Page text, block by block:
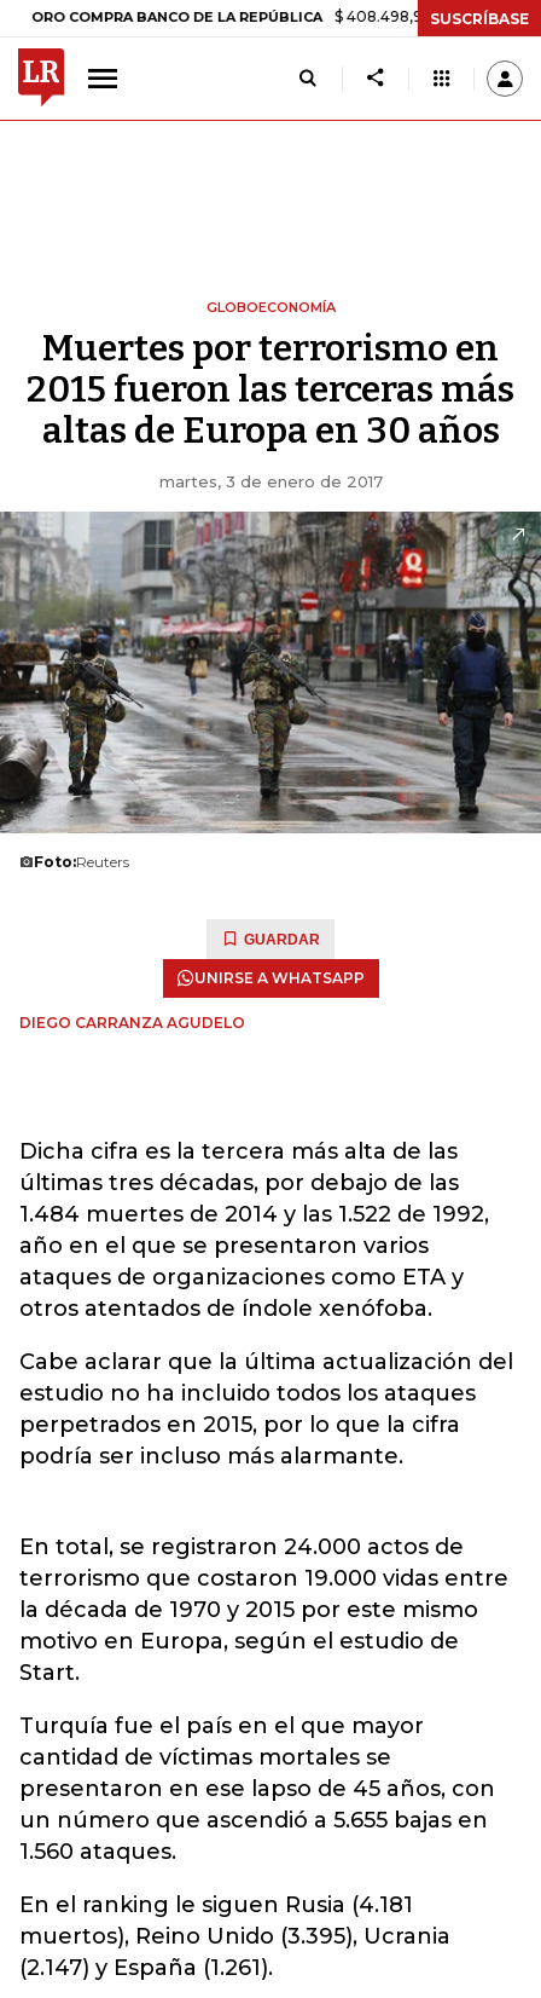
COMPRA BANCO DE LA REPÚBLICA $ 408.498,97 +$ 8.753,81 +2,19%
SUSCRÍBASE
GLOBOECONOMÍA
Muertes por terrorismo en
2015 fueron las terceras más
altas de Europa en 30 años
martes, 3 de enero de 2017
Foto:Reuters
GUARDAR
UNIRSE A WHATSAPP
DIEGO CARRANZA AGUDELO
Dicha cifra es la tercera más alta de las
últimas tres décadas, por debajo de las
1.484 muertes de 2014 y las 1.522 de 1992,
año en el que se presentaron varios
ataques de organizaciones como ETA y
otros atentados de índole xenófoba.
Cabe aclarar que la última actualización del
estudio no ha incluido todos los ataques
perpetrados en 2015, por lo que la cifra
podría ser incluso más alarmante.
En total, se registraron 24.000 actos de
terrorismo que costaron 19.000 vidas entre
la década de 1970 y 2015 por este mismo
motivo en Europa, según el estudio de
Start.
Turquía fue el país en el que mayor
cantidad de víctimas mortales se
presentaron en ese lapso de 45 años, con
un número que ascendió a 5.655 bajas en
1.560 ataques.
En el ranking le siguen Rusia (4.181
muertos), Reino Unido (3.395), Ucrania
(2.147) y España (1.261).